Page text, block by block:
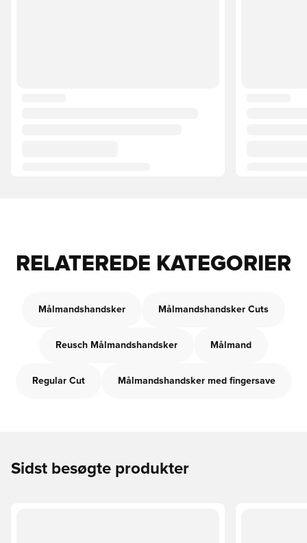
RELATEREDE KATEGORIER
Målmandshandsker Målmandshandsker Cuts
Reusch Målmandshandsker Målmand
Regular Cut Målmandshandsker med fingersave
Sidst besøgte produkter